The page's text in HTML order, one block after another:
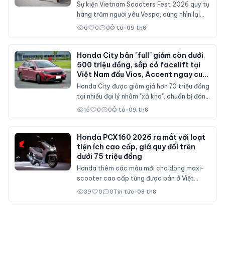
Sự kiện Vietnam Scooters Fest 2026 quy tụ
hàng trăm người yêu Vespa, cùng nhìn lại
hành trình gần 80 năm của dòng xe Italy
6 0 0Ô tô•09 th8
Honda City bản "full" giảm còn dưới
500 triệu đồng, sắp có facelift tại
Việt Nam đấu Vios, Accent ngay cuối
năm nay?
Honda City được giảm giá hơn 70 triệu đồng
tại nhiều đại lý nhằm "xả kho", chuẩn bị đón
bản nâng cấp sau ba năm với nhiều chi tiết
15 0 0Ô tô•09 th8
Honda PCX160 2026 ra mắt với loạt
tiện ích cao cấp, giá quy đổi trên
dưới 75 triệu đồng
Honda thêm các màu mới cho dòng maxi-
scooter cao cấp từng được bán ở Việt
Nam, giữ nguyên máy 157cc, phanh ABS và
39 0 0Tin tức•08 th8